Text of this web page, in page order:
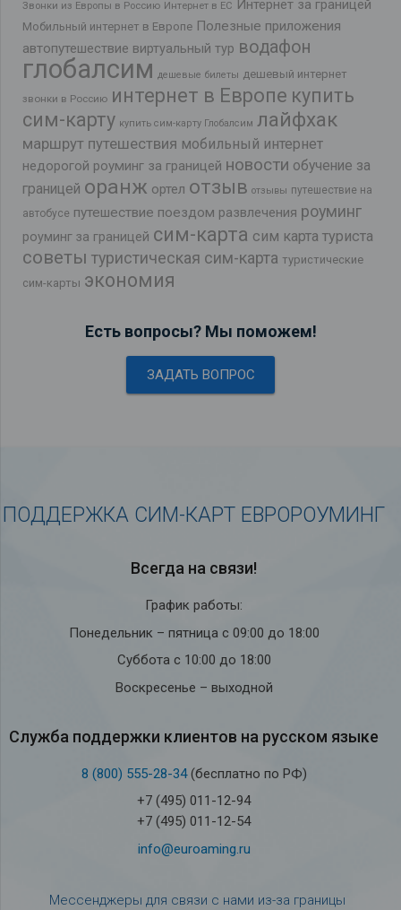
Звонки из Европы в Россию Интернет в ЕС Интернет за границей
Мобильный интернет в Европе Полезные приложения
автопутешествие виртуальный тур водафон
глобалсим дешевые билеты дешевый интернет
звонки в Россию интернет в Европе купить
сим-карту купить сим-карту Глобалсим лайфхак
маршрут путешествия мобильный интернет
недорогой роуминг за границей новости обучение за
границей оранж ортел отзыв отзывы путешествие на
автобусе путешествие поездом развлечения роуминг
роуминг за границей сим-карта сим карта туриста
советы туристическая сим-карта туристические
сим-карты экономия
Есть вопросы? Мы поможем!
ЗАДАТЬ ВОПРОС
ПОДДЕРЖКА СИМ-КАРТ ЕВРОРОУМИНГ
Всегда на связи!
График работы:
Понедельник – пятница с 09:00 до 18:00
Суббота с 10:00 до 18:00
Воскресенье – выходной
Служба под­держки кли­ен­тов на рус­ском языке
8 (800) 555-28-34(бесплатно по РФ)
+7 (495) 011-12-94
+7 (495) 011-12-54
info@euroaming.ru
Мессенджеры для связи с нами из-за границы